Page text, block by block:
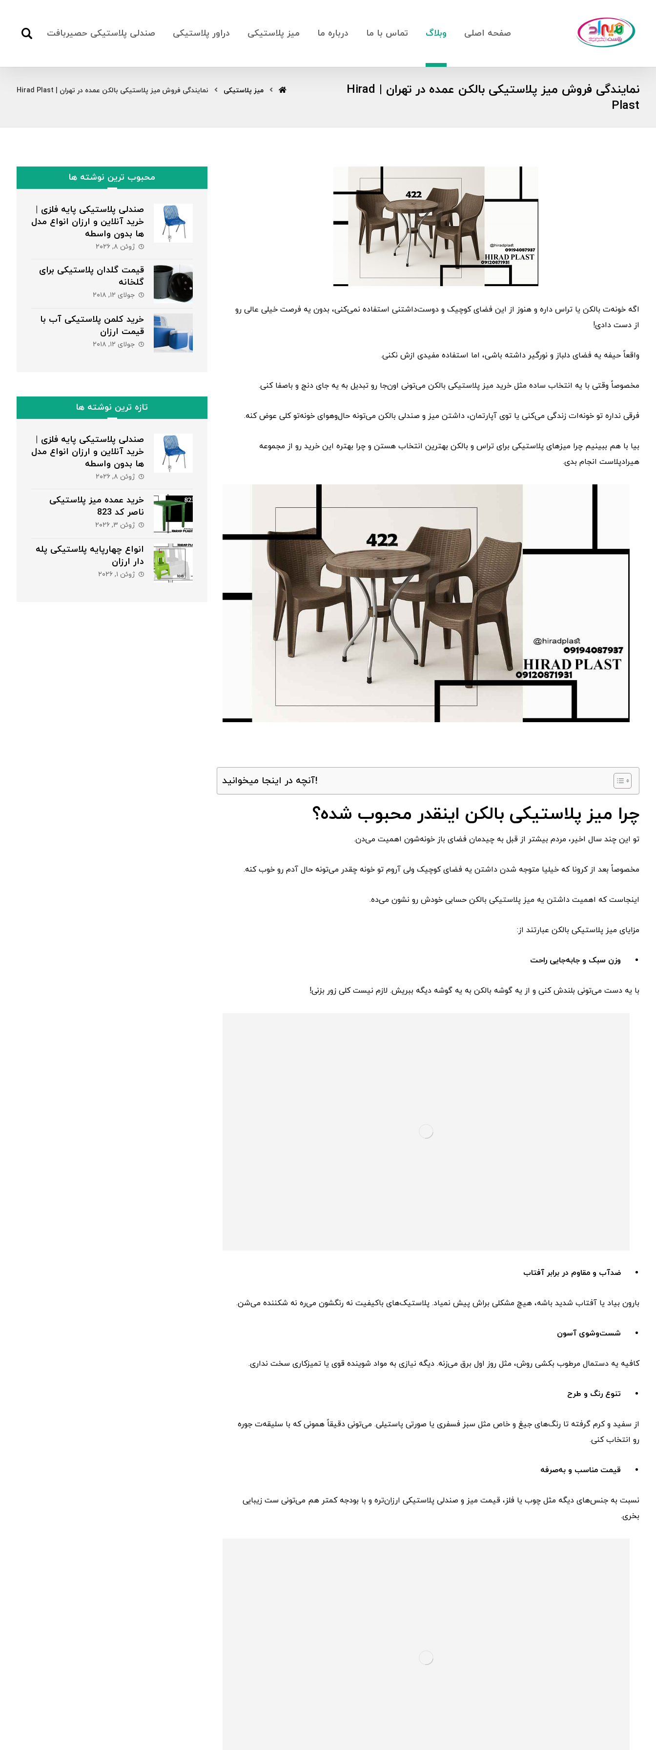
صفحه اصلی وبلاگ تماس با ما درباره ما میز پلاستیکی دراور پلاستیکی صندلی پلاستیکی حصیربافت
نمایندگی فروش میز پلاستیکی بالکن عمده در تهران | Hirad
Plast
میز پلاستیکی نمایندگی فروش میز پلاستیکی بالکن عمده در تهران | Hirad Plast
اگه خونه‌ت بالکن یا تراس داره و هنوز از این فضای کوچیک و دوست‌داشتنی استفاده نمی‌کنی، بدون یه فرصت خیلی عالی رو
از دست دادی!
واقعاً حیفه یه فضای دلباز و نورگیر داشته باشی، اما استفاده مفیدی ازش نکنی.
مخصوصاً وقتی با یه انتخاب ساده مثل خرید میز پلاستیکی بالکن می‌تونی اون‌جا رو تبدیل به یه جای دنج و باصفا کنی.
فرقی نداره تو خونه‌ات زندگی می‌کنی یا توی آپارتمان، داشتن میز و صندلی بالکن می‌تونه حال‌وهوای خونه‌تو کلی عوض کنه.
بیا با هم ببینیم چرا میزهای پلاستیکی برای تراس و بالکن بهترین انتخاب‌ هستن و چرا بهتره این خرید رو از مجموعه
هیرادپلاست انجام بدی.
آنچه در اینجا میخوانید!
چرا میز پلاستیکی بالکن اینقدر محبوب شده؟
تو این چند سال اخیر، مردم بیشتر از قبل به چیدمان فضای باز خونه‌شون اهمیت می‌دن.
مخصوصاً بعد از کرونا که خیلیا متوجه شدن داشتن یه فضای کوچیک ولی آروم تو خونه چقدر می‌تونه حال آدم رو خوب کنه.
اینجاست که اهمیت داشتن یه میز پلاستیکی بالکن حسابی خودش رو نشون می‌ده.
مزایای میز پلاستیکی بالکن عبارتند از:
وزن سبک و جابه‌جایی راحت
با یه دست می‌تونی بلندش کنی و از یه گوشه بالکن به یه گوشه دیگه ببریش. لازم نیست کلی زور بزنی!
ضدآب و مقاوم در برابر آفتاب
بارون بیاد یا آفتاب شدید باشه، هیچ مشکلی براش پیش نمیاد. پلاستیک‌های باکیفیت نه رنگشون می‌ره نه شکننده می‌شن.
شست‌وشوی آسون
کافیه یه دستمال مرطوب بکشی روش، مثل روز اول برق می‌زنه. دیگه نیازی به مواد شوینده قوی یا تمیزکاری سخت نداری.
تنوع رنگ و طرح
از سفید و کرم گرفته تا رنگ‌های جیغ و خاص مثل سبز فسفری یا صورتی پاستیلی. می‌تونی دقیقاً همونی که با سلیقه‌ت جوره
رو انتخاب کنی.
قیمت مناسب و به‌صرفه
نسبت به جنس‌های دیگه مثل چوب یا فلز، قیمت میز و صندلی پلاستیکی ارزان‌تره و با بودجه کمتر هم می‌تونی ست زیبایی
بخری.
محبوب ترین نوشته ها
صندلی پلاستیکی پایه فلزی |
خرید آنلاین و ارزان انواع مدل
ها بدون واسطه
ژوئن ۸, ۲۰۲۶
قیمت گلدان پلاستیکی برای
گلخانه
جولای ۱۲, ۲۰۱۸
خرید کلمن پلاستیکی آب با
قیمت ارزان
جولای ۱۲, ۲۰۱۸
تازه ترین نوشته ها
صندلی پلاستیکی پایه فلزی |
خرید آنلاین و ارزان انواع مدل
ها بدون واسطه
ژوئن ۸, ۲۰۲۶
خرید عمده میز پلاستیکی
ناصر کد 823
ژوئن ۳, ۲۰۲۶
انواع چهارپایه پلاستیکی پله
دار ارزان
ژوئن ۱, ۲۰۲۶